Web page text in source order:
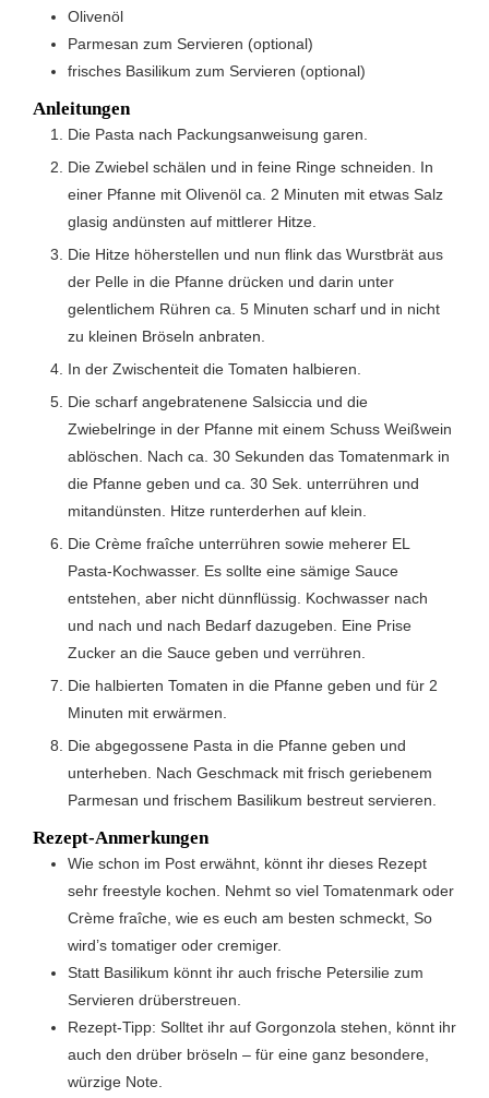
Olivenöl
Parmesan zum Servieren (optional)
frisches Basilikum zum Servieren (optional)
Anleitungen
Die Pasta nach Packungsanweisung garen.
Die Zwiebel schälen und in feine Ringe schneiden. In
einer Pfanne mit Olivenöl ca. 2 Minuten mit etwas Salz
glasig andünsten auf mittlerer Hitze.
Die Hitze höherstellen und nun flink das Wurstbrät aus
der Pelle in die Pfanne drücken und darin unter
gelentlichem Rühren ca. 5 Minuten scharf und in nicht
zu kleinen Bröseln anbraten.
In der Zwischenteit die Tomaten halbieren.
Die scharf angebratenene Salsiccia und die
Zwiebelringe in der Pfanne mit einem Schuss Weißwein
ablöschen. Nach ca. 30 Sekunden das Tomatenmark in
die Pfanne geben und ca. 30 Sek. unterrühren und
mitandünsten. Hitze runterderhen auf klein.
Die Crème fraîche unterrühren sowie meherer EL
Pasta-Kochwasser. Es sollte eine sämige Sauce
entstehen, aber nicht dünnflüssig. Kochwasser nach
und nach und nach Bedarf dazugeben. Eine Prise
Zucker an die Sauce geben und verrühren.
Die halbierten Tomaten in die Pfanne geben und für 2
Minuten mit erwärmen.
Die abgegossene Pasta in die Pfanne geben und
unterheben. Nach Geschmack mit frisch geriebenem
Parmesan und frischem Basilikum bestreut servieren.
Rezept-Anmerkungen
Wie schon im Post erwähnt, könnt ihr dieses Rezept
sehr freestyle kochen. Nehmt so viel Tomatenmark oder
Crème fraîche, wie es euch am besten schmeckt, So
wird’s tomatiger oder cremiger.
Statt Basilikum könnt ihr auch frische Petersilie zum
Servieren drüberstreuen.
Rezept-Tipp: Solltet ihr auf Gorgonzola stehen, könnt ihr
auch den drüber bröseln – für eine ganz besondere,
würzige Note.